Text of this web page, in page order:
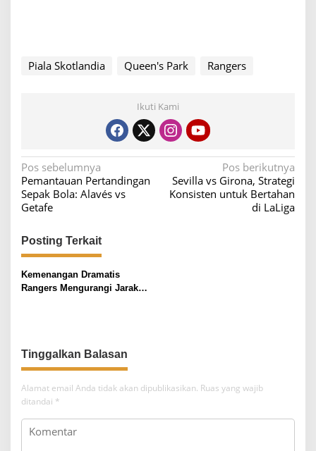
Piala Skotlandia Queen's Park Rangers
Ikuti Kami
N
a
v
g
s
s
Pos sebelumnya
Pemantauan Pertandingan
Sepak Bola: Alavés vs
Getafe
Pos berikutnya
Sevilla vs Girona, Strategi
Konsisten untuk Bertahan
di LaLiga
Posting Terkait
Kemenangan Dramatis
Rangers Mengurangi Jarak
Tinggalkan Balasan
Alamat email Anda tidak akan dipublikasikan. Ruas yang wajib
ditandai *